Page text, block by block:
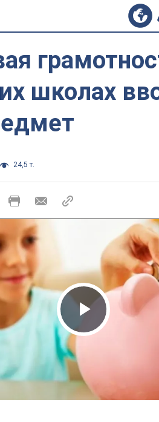
школах
24,5 т.
Play